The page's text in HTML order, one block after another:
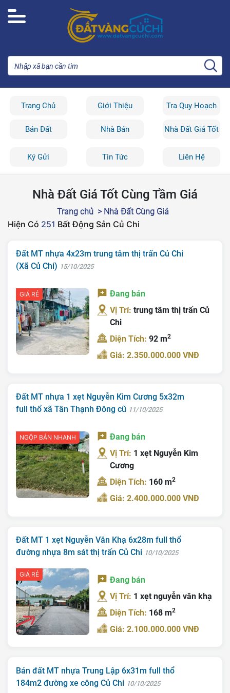
Trang Chủ Giới Thiệu Tra Quy Hoạch
Bán Đất Nhà Bán Nhà Đất Giá Tốt
Ký Gửi Tin Tức Liên Hệ
Nhà Đất Giá Tốt Cùng Tầm Giá
Trang chủ > Nhà Đất Cùng Giá
Hiện Có 251 Bất Động Sản Củ Chi
Đất MT nhựa 4x23m trung tâm thị trấn Củ Chi
(Xã Củ Chi) 15/10/2025
GIÁ RẺ
Đang bán
Vị Trí:trung tâm thị trấn Củ
Chi
Diện Tích:92 m2
Giá: 2.350.000.000 VNĐ
Đất MT nhựa 1 xẹt Nguyễn Kim Cương 5x32m
full thổ xã Tân Thạnh Đông cũ 11/10/2025
NGỘP BÁN NHANH
Đang bán
Vị Trí: 1 xẹt Nguyễn Kim
Cương
Diện Tích: 160 m2
Giá: 2.400.000.000 VNĐ
Đất MT 1 xẹt Nguyễn Văn Khạ 6x28m full thổ
đường nhựa 8m sát thị trấn Củ Chi 10/10/2025
GIÁ RẺ
Đang bán
Vị Trí: 1 xẹt nguyễn văn khạ
Diện Tích: 168 m2
Giá: 2.100.000.000 VNĐ
Bán đất MT nhựa Trung Lập 6x31m full thổ
184m2 đường xe công Củ Chi 10/10/2025